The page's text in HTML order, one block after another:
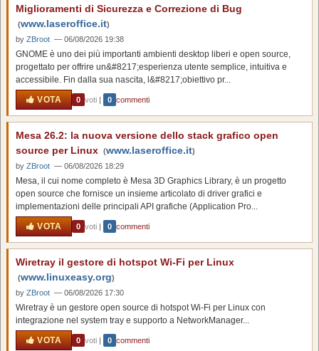
Miglioramenti di Sicurezza e Correzione di Bug
(www.laseroffice.it)
by ZBroot — 06/08/2026 19:38
GNOME è uno dei più importanti ambienti desktop liberi e open source,
progettato per offrire un&#8217;esperienza utente semplice, intuitiva e
accessibile. Fin dalla sua nascita, l&#8217;obiettivo pr...
VOTA
0 voti | 0 commenti
Mesa 26.2: la nuova versione dello stack grafico open
source per Linux (www.laseroffice.it)
by ZBroot — 06/08/2026 18:29
Mesa, il cui nome completo è Mesa 3D Graphics Library, è un progetto
open source che fornisce un insieme articolato di driver grafici e
implementazioni delle principali API grafiche (Application Pro...
VOTA
0 voti | 0 commenti
Wiretray il gestore di hotspot Wi-Fi per Linux
(www.linuxeasy.org)
by ZBroot — 06/08/2026 17:30
Wiretray è un gestore open source di hotspot Wi-Fi per Linux con
integrazione nel system tray e supporto a NetworkManager...
VOTA
0 voti | 0 commenti